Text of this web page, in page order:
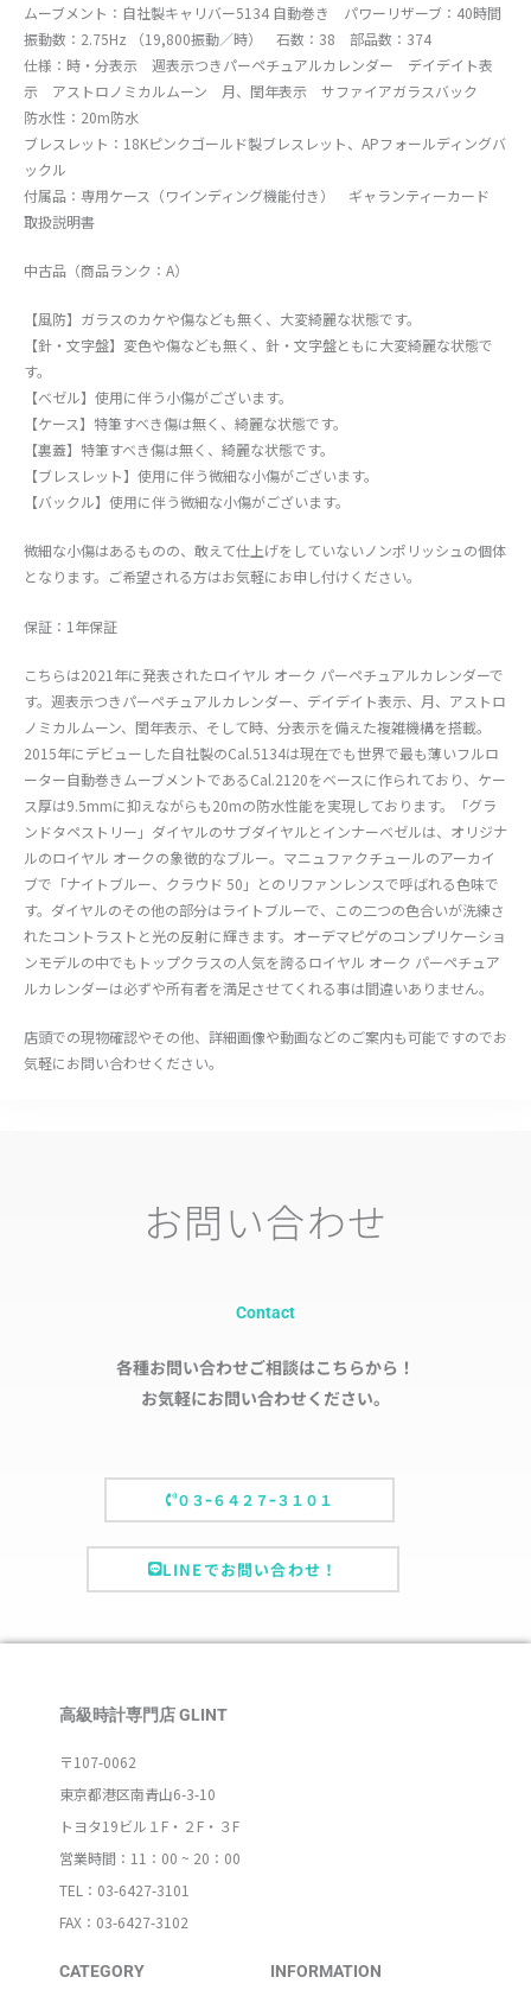
ムーブメント：自社製キャリバー5134 自動巻き パワーリザーブ：40時間
振動数：2.75Hz （19,800振動／時） 石数：38 部品数：374
仕様：時・分表示 週表示つきパーペチュアルカレンダー デイデイト表
示 アストロノミカルムーン 月、閏年表示 サファイアガラスバック
防水性：20m防水
ブレスレット：18Kピンクゴールド製ブレスレット、APフォールディングバ
ックル
付属品：専用ケース（ワインディング機能付き） ギャランティーカード
取扱説明書
中古品（商品ランク：A）
【風防】ガラスのカケや傷なども無く、大変綺麗な状態です。
【針・文字盤】変色や傷なども無く、針・文字盤ともに大変綺麗な状態で
す。
【ベゼル】使用に伴う小傷がございます。
【ケース】特筆すべき傷は無く、綺麗な状態です。
【裏蓋】特筆すべき傷は無く、綺麗な状態です。
【ブレスレット】使用に伴う微細な小傷がございます。
【バックル】使用に伴う微細な小傷がございます。
微細な小傷はあるものの、敢えて仕上げをしていないノンポリッシュの個体
となります。ご希望される方はお気軽にお申し付けください。
保証：1年保証
こちらは2021年に発表されたロイヤル オーク パーペチュアルカレンダーで
す。週表示つきパーペチュアルカレンダー、デイデイト表示、月、アストロ
ノミカルムーン、閏年表示、そして時、分表示を備えた複雑機構を搭載。
2015年にデビューした自社製のCal.5134は現在でも世界で最も薄いフルロ
ーター自動巻きムーブメントであるCal.2120をベースに作られており、ケー
ス厚は9.5mmに抑えながらも20mの防水性能を実現しております。「グラ
ンドタペストリー」ダイヤルのサブダイヤルとインナーベゼルは、オリジナ
ルのロイヤル オークの象徴的なブルー。マニュファクチュールのアーカイ
ブで「ナイトブルー、クラウド 50」とのリファンレンスで呼ばれる色味で
す。ダイヤルのその他の部分はライトブルーで、この二つの色合いが洗練さ
れたコントラストと光の反射に輝きます。オーデマピゲのコンプリケーショ
ンモデルの中でもトップクラスの人気を誇るロイヤル オーク パーペチュア
ルカレンダーは必ずや所有者を満足させてくれる事は間違いありません。
店頭での現物確認やその他、詳細画像や動画などのご案内も可能ですのでお
気軽にお問い合わせください。
お問い合わせ
Contact
各種お問い合わせご相談はこちらから！
お気軽にお問い合わせください。
０３ｰ６４２７ｰ３１０１
LINEでお問い合わせ！
高級時計専門店 GLINT
〒107-0062
東京都港区南青山6-3-10
トヨタ19ビル１F・２F・３F
営業時間：11：00 ~ 20：00
TEL：03-6427-3101
FAX：03-6427-3102
CATEGORY INFORMATION